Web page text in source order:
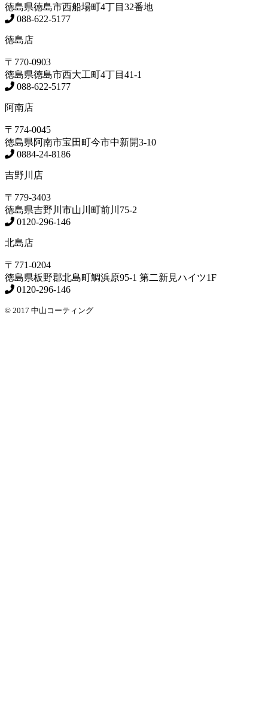
徳島県徳島市西船場町4丁目32番地
088-622-5177
徳島店
〒770-0903
徳島県徳島市西大工町4丁目41-1
088-622-5177
阿南店
〒774-0045
徳島県阿南市宝田町今市中新開3-10
0884-24-8186
吉野川店
〒779-3403
徳島県吉野川市山川町前川75-2
0120-296-146
北島店
〒771-0204
徳島県板野郡北島町鯛浜原95-1 第二新見ハイツ1F
0120-296-146
© 2017 中山コーティング